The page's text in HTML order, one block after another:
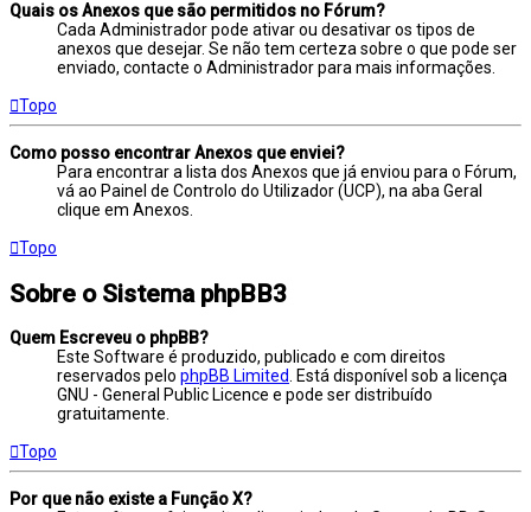
Quais os Anexos que são permitidos no Fórum?
Cada Administrador pode ativar ou desativar os tipos de
anexos que desejar. Se não tem certeza sobre o que pode ser
enviado, contacte o Administrador para mais informações.
Topo
Como posso encontrar Anexos que enviei?
Para encontrar a lista dos Anexos que já enviou para o Fórum,
vá ao Painel de Controlo do Utilizador (UCP), na aba Geral
clique em Anexos.
Topo
Sobre o Sistema phpBB3
Quem Escreveu o phpBB?
Este Software é produzido, publicado e com direitos
reservados pelo phpBB Limited
. Está disponível sob a licença
GNU - General Public Licence e pode ser distribuído
gratuitamente.
Topo
Por que não existe a Função X?